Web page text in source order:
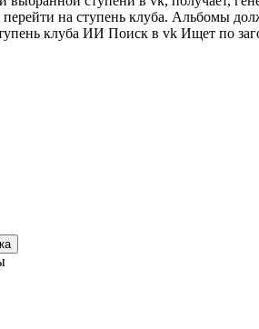
на ступень клуба. Альбомы
клуба ИИ Поиск в vk Ищет по